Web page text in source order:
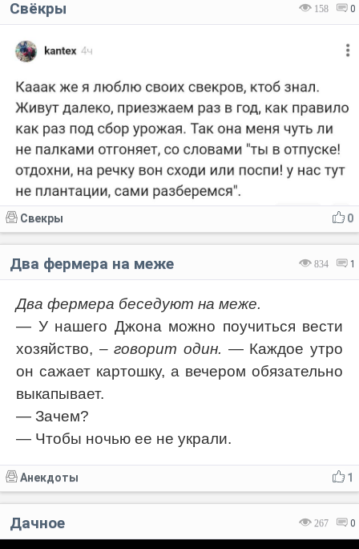
158 0
Свёкры
0
Свекры
834 1
Два фермера на меже
Два фермера беседуют на меже.
— У нашего Джона можно поучиться вести
хозяйство, – говорит один. — Каждое утро
он сажает картошку, а вечером обязательно
выкапывает.
— Зачем?
— Чтобы ночью ее не украли.
1
Анекдоты
267 0
Дачное